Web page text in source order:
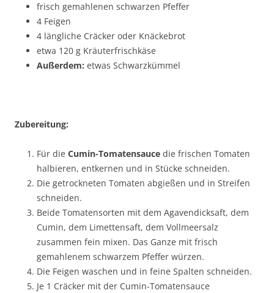
frisch gemahlenen schwarzen Pfeffer
4 Feigen
4 längliche Cräcker oder Knäckebrot
etwa 120 g Kräuterfrischkäse
Außerdem: etwas Schwarzkümmel
Zubereitung:
Für die Cumin-Tomatensauce die frischen Tomaten
halbieren, entkernen und in Stücke schneiden.
Die getrockneten Tomaten abgießen und in Streifen
schneiden.
Beide Tomatensorten mit dem Agavendicksaft, dem
Cumin, dem Limettensaft, dem Vollmeersalz
zusammen fein mixen. Das Ganze mit frisch
gemahlenem schwarzem Pfeffer würzen.
Die Feigen waschen und in feine Spalten schneiden.
Je 1 Cräcker mit der Cumin-Tomatensauce